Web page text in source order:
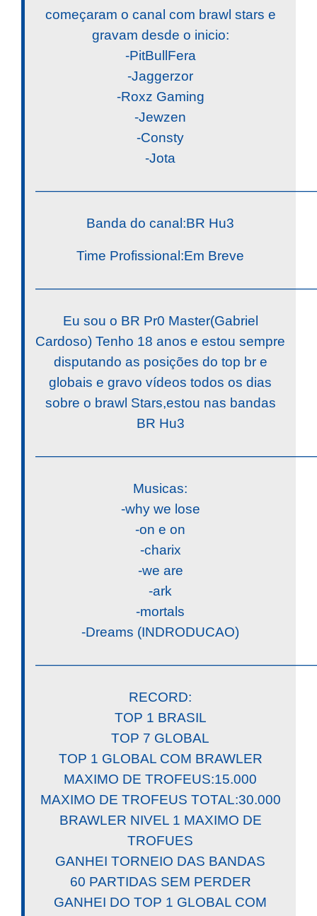
começaram o canal com brawl stars e
gravam desde o inicio:
-PitBullFera
-Jaggerzor
-Roxz Gaming
-Jewzen
-Consty
-Jota
Banda do canal:BR Hu3
Time Profissional:Em Breve
Eu sou o BR Pr0 Master(Gabriel
Cardoso) Tenho 18 anos e estou sempre
disputando as posições do top br e
globais e gravo vídeos todos os dias
sobre o brawl Stars,estou nas bandas
BR Hu3
Musicas:
-why we lose
-on e on
-charix
-we are
-ark
-mortals
-Dreams (INDRODUCAO)
RECORD:
TOP 1 BRASIL
TOP 7 GLOBAL
TOP 1 GLOBAL COM BRAWLER
MAXIMO DE TROFEUS:15.000
MAXIMO DE TROFEUS TOTAL:30.000
BRAWLER NIVEL 1 MAXIMO DE
TROFUES
GANHEI TORNEIO DAS BANDAS
60 PARTIDAS SEM PERDER
GANHEI DO TOP 1 GLOBAL COM